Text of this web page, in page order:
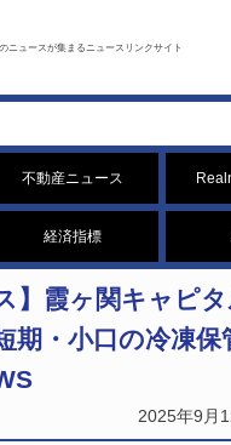
ニュースが集まるニュースリンクサイト
不動産ニュース
経済指標
】霞ヶ関キャピ
期・小口の冷凍保
2025年9月